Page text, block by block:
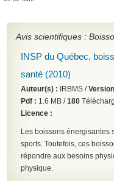
Avis scientifiques :
INSP du Québec,
santé (2010)
Auteur(s) : IRBMS /
Pdf : 1.6 MB /180
Licence :
Les boissons énergisantes
sports. Toutefois, ces
répondre aux besoins
physique.